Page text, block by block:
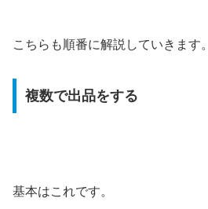
こちらも順番に解説していきます。
複数で出品をする
基本はこれです。